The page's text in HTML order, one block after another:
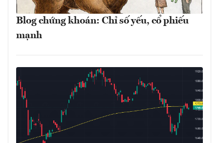
Blog chứng khoán: Chỉ số yếu, cổ phiếu
mạnh